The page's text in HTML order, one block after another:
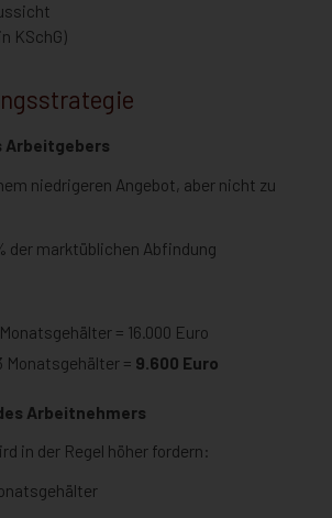
KSchG)
Arbeitgebers
niedrigeren Angebot, aber nicht zu
der marktüblichen Abfindung
= 16.000 Euro
= 9.600 Euro
Arbeitnehmers
in der Regel höher fordern: